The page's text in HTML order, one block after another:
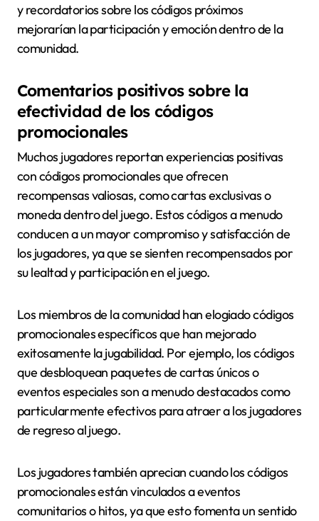
y recordatorios sobre los códigos próximos
mejorarían la participación y emoción dentro de la
comunidad.
Comentarios positivos sobre la
efectividad de los códigos
promocionales
Muchos jugadores reportan experiencias positivas
con códigos promocionales que ofrecen
recompensas valiosas, como cartas exclusivas o
moneda dentro del juego. Estos códigos a menudo
conducen a un mayor compromiso y satisfacción de
los jugadores, ya que se sienten recompensados por
su lealtad y participación en el juego.
Los miembros de la comunidad han elogiado códigos
promocionales específicos que han mejorado
exitosamente la jugabilidad. Por ejemplo, los códigos
que desbloquean paquetes de cartas únicos o
eventos especiales son a menudo destacados como
particularmente efectivos para atraer a los jugadores
de regreso al juego.
Los jugadores también aprecian cuando los códigos
promocionales están vinculados a eventos
comunitarios o hitos, ya que esto fomenta un sentido